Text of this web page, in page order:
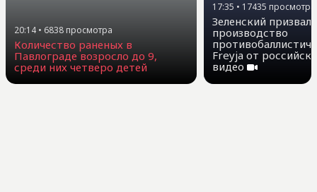
20:14 • 6838 просмотра
Количество раненых в
Павлограде возросло до 9,
среди них четверо детей
17:35 • 17435 просмотра
Зеленский
производство
Freyja от
видео